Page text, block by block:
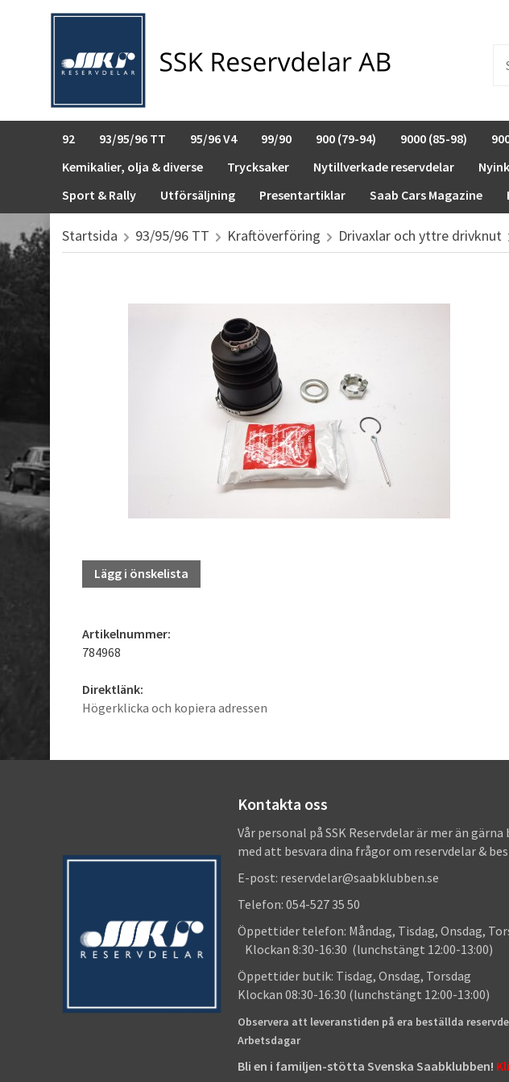
92 93/95/96 TT 95/96 V4 99/90 900 (79-94) 9000 (85-98)
Kemikalier, olja & diverse
Trycksaker Nytillverkade reservdelar
Sport & Rally
Utförsäljning Presentartiklar Saab Cars Magazine
Startsida 93/95/96 TT Kraftöverföring Drivaxlar och yttre drivknut
Lägg i önskelista
Artikelnummer:
784968
Direktlänk:
Högerklicka och kopiera adressen
Kontakta oss
Vår personal på SSK Reservdelar är mer än
med att besvara dina frågor om reservdelar &
E-post: reservdelar@saabklubben.se
Telefon: 054-527 35 50
Öppettider telefon: Måndag, Tisdag,
Klockan 8:30-16:30 (lunchstängt 12:00-13:00)
Öppettider butik: Tisdag, Onsdag,
Klockan 08:30-16:30 (lunchstängt 12:00-13:00)
Observera att leveranstiden på era beställda
Arbetsdagar
Bli en i familjen-stötta Svenska Saabklubben!